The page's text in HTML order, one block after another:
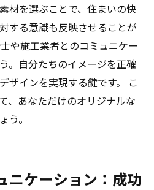
材を選ぶことで、住まいの快
する意識も反映させることが
や施工業者とのコミュニケー
。自分たちのイメージを正確
ザインを実現する鍵です。 こ
、あなただけのオリジナルな
う。
ニケーション：成功